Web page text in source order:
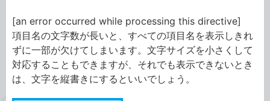
[an error occurred while processing this directive]
項目名の文字数が長いと、すべての項目名を表示しきれ
ずに一部が欠けてしまいます。文字サイズを小さくして
対応することもできますが、それでも表示できないとき
は、文字を縦書きにするといいでしょう。